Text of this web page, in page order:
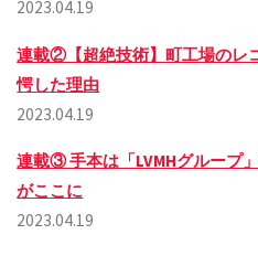
2023.04.19
連載②【超絶技術】町工場のレ
愕した理由
2023.04.19
連載③ 手本は「LVMHグループ
がここに
2023.04.19